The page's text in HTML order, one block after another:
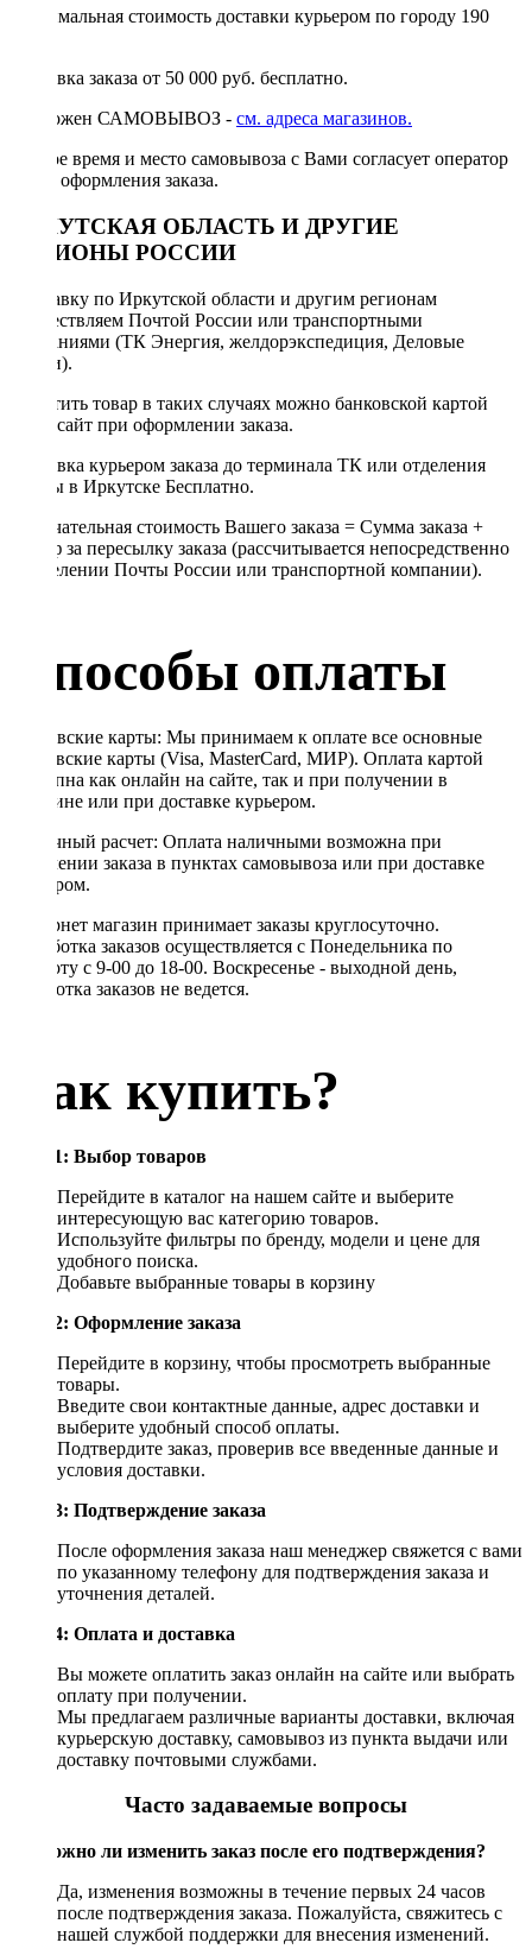
Минимальная стоимость доставки курьером по городу 190
Доставка заказа от 50 000 руб. бесплатно.
Возможен САМОВЫВОЗ - см. адреса магазинов.
Точное время и место самовывоза с Вами согласует оператор
после оформления заказа.
ИРКУТСКАЯ ОБЛАСТЬ И ДРУГИЕ
РЕГИОНЫ РОССИИ
Отправку по Иркутской области и другим регионам
осуществляем Почтой России или транспортными
компаниями (ТК Энергия, желдорэкспедиция, Деловые
линии).
Оплатить товар в таких случаях можно банковской картой
через сайт при оформлении заказа.
Доставка курьером заказа до терминала ТК или отделения
Почты в Иркутске Бесплатно.
Окончательная стоимость Вашего заказа = Сумма заказа +
Тариф за пересылку заказа (рассчитывается непосредственно
в отделении Почты России или транспортной компании).
Способы оплаты
Банковские карты: Мы принимаем к оплате все основные
банковские карты (Visa, MasterCard, МИР). Оплата картой
доступна как онлайн на сайте, так и при получении в
магазине или при доставке курьером.
Наличный расчет: Оплата наличными возможна при
получении заказа в пунктах самовывоза или при доставке
курьером.
Интернет магазин принимает заказы круглосуточно.
Обработка заказов осуществляется с Понедельника по
Субботу с 9-00 до 18-00. Воскресенье - выходной день,
обработка заказов не ведется.
Как купить?
Шаг 1: Выбор товаров
Перейдите в каталог на нашем сайте и выберите
интересующую вас категорию товаров.
Используйте фильтры по бренду, модели и цене для
удобного поиска.
Добавьте выбранные товары в корзину
Шаг 2: Оформление заказа
Перейдите в корзину, чтобы просмотреть выбранные
товары.
Введите свои контактные данные, адрес доставки и
выберите удобный способ оплаты.
Подтвердите заказ, проверив все введенные данные и
условия доставки.
Шаг 3: Подтверждение заказа
После оформления заказа наш менеджер свяжется с вами
по указанному телефону для подтверждения заказа и
уточнения деталей.
Шаг 4: Оплата и доставка
Вы можете оплатить заказ онлайн на сайте или выбрать
оплату при получении.
Мы предлагаем различные варианты доставки, включая
курьерскую доставку, самовывоз из пункта выдачи или
доставку почтовыми службами.
Часто задаваемые вопросы
Возможно ли изменить заказ после его подтверждения?
Да, изменения возможны в течение первых 24 часов
после подтверждения заказа. Пожалуйста, свяжитесь с
нашей службой поддержки для внесения изменений.